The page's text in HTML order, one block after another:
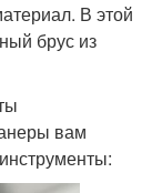
В этой
брус из
вам